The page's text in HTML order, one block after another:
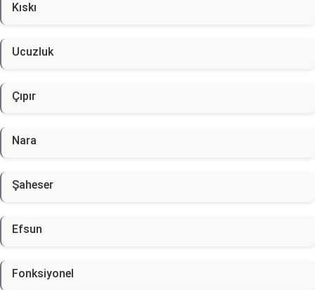
Kıskı
Ucuzluk
Çıpır
Nara
Şaheser
Efsun
Fonksiyonel